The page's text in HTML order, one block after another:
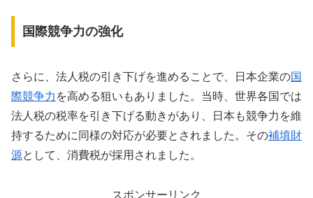
国際競争力の強化
さらに、法人税の引き下げを進めることで、日本企業の国
際競争力 を高める狙いもありました。当時、世界各国では
法人税の税率を引き下げる動きがあり、日本も競争力を維
持するために同様の対応が必要とされました。その補填財
源として、消費税が採用されました。
スポンサーリンク